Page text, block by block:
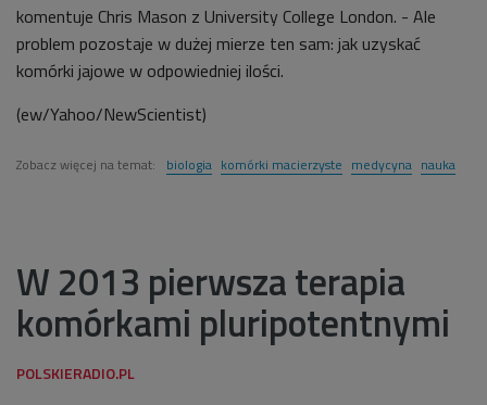
komentuje Chris Mason z University College London. - Ale
problem pozostaje w dużej mierze ten sam: jak uzyskać
komórki jajowe w odpowiedniej ilości.
(ew/Yahoo/NewScientist)
Zobacz więcej na temat: biologia komórki macierzyste medycyna nauka
W 2013 pierwsza terapia
komórkami pluripotentnymi